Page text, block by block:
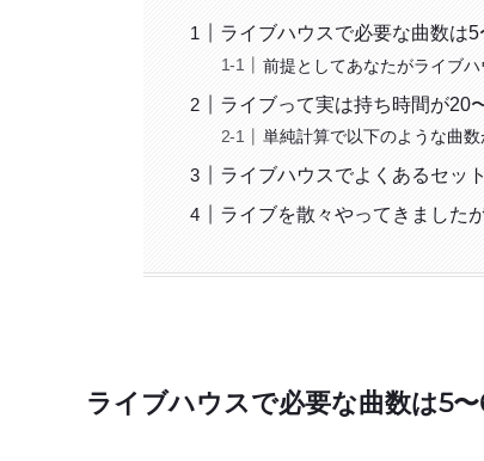
ライブハウスで必要な曲数は
前提としてあなたがライブ
ライブって実は持ち時間が20
単純計算で以下のような曲数
ライブハウスでよくあるセッ
ライブを散々やってきました
ライブハウスで必要な曲数は5